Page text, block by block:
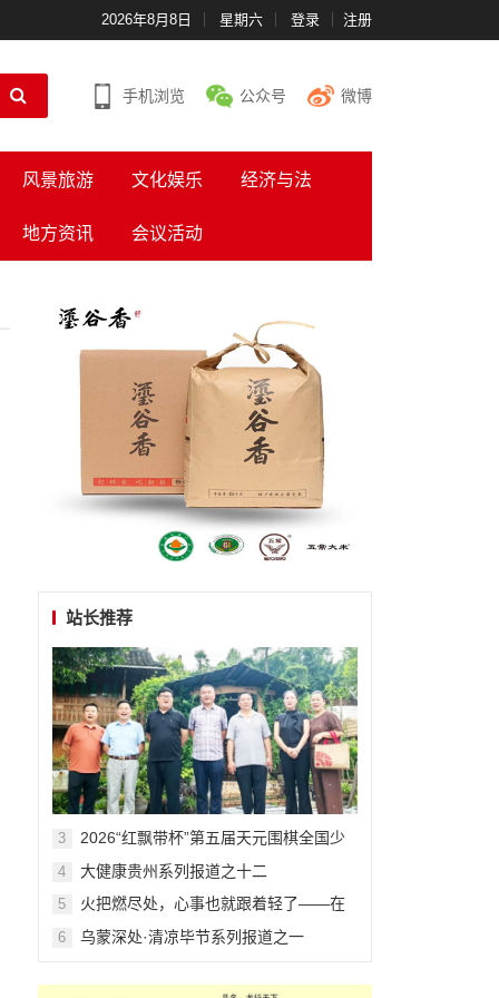
2026年8月8日 星期六 登录 注册
手机浏览 公众号 微博
风景旅游 文化娱乐 经济与法
地方资讯 会议活动
站长推荐
3
​​​​​​​2026“红飘带杯”第五届天元围棋全国少
4 大健康贵州系列报道之十二
5
火把燃尽处，心事也就跟着轻了——在
6 乌蒙深处·清凉毕节系列报道之一